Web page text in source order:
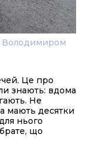
Володимиром
Це про
знають: вдома
Не
мають десятки
нього
що